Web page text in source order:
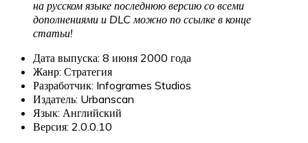
на русском языке последнюю версию со всеми
дополнениями и DLC можно по ссылке в конце
статьи!
Дата выпуска: 8 июня 2000 года
Жанр: Стратегия
Разработчик: Infogrames Studios
Издатель: Urbanscan
Язык: Английский
Версия: 2.0.0.10